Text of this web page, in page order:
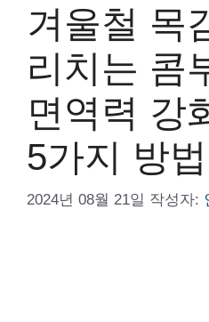
겨울철 목
리치는 콤
면역력 강
5가지 방법
2024년 08월 21일 작성자: